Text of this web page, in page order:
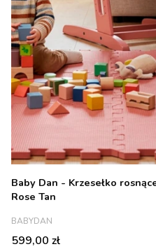
Baby Dan - Krzesełko
Rose Tan
PRODUCENT
BABYDAN
Cena
599,00 zł